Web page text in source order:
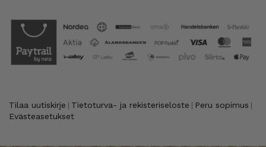
Tilaa uutiskirje Tietoturva- ja rekisteriseloste Peru sopimus
Evästeasetukset